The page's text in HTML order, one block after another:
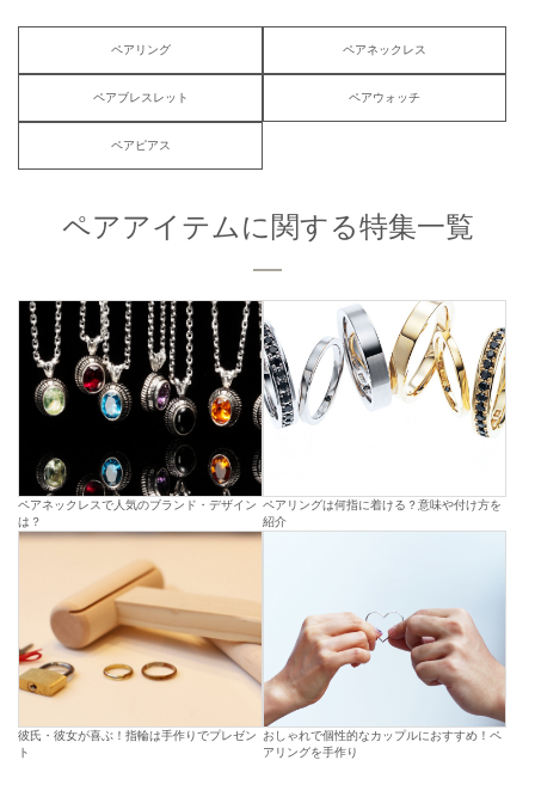
ペアリング ペアネックレス
ペアブレスレット ペアウォッチ
ペアピアス
ペアアイテムに関する特集一覧
ペアネックレスで人気のブランド・デザイン
は？
ペアリングは何指に着ける？意味や付け方を
紹介
彼氏・彼女が喜ぶ！指輪は手作りでプレゼン
ト
おしゃれで個性的なカップルにおすすめ！ペ
アリングを手作り